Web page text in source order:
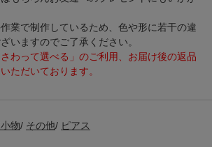
業で制作しているため、色や形に若干の違
いますのでご了承ください。
わって選べる」のご利用、お届け後の返品
ただいております。
物/ その他/ ピアス